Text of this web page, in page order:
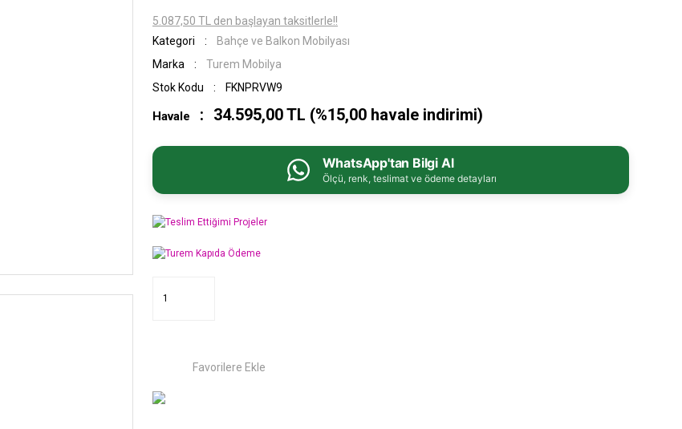
5.087,50 TL den başlayan taksitlerle!!
Kategori
Bahçe ve Balkon Mobilyası
Marka
Turem Mobilya
Stok Kodu
FKNPRVW9
Havale 34.595,00 TL (%15,00 havale indirimi)
WhatsApp'tan Bilgi Al
Ölçü, renk, teslimat ve ödeme detayları